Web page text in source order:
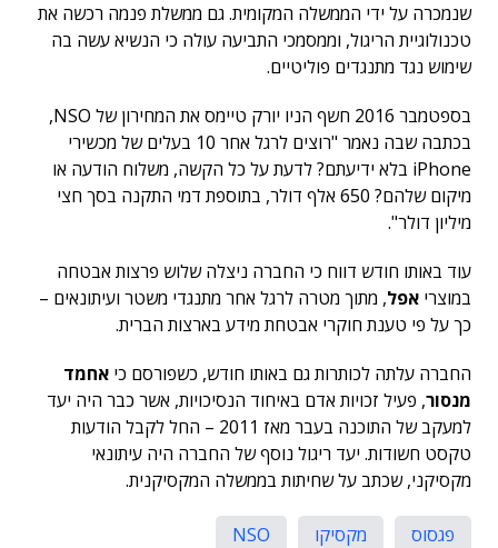
שנמכרה על ידי הממשלה המקומית. גם ממשלת פנמה רכשה את
טכנולוגיית הריגול, וממסמכי התביעה עולה כי הנשיא עשה בה
שימוש נגד מתנגדים פוליטיים.
בספטמבר 2016 חשף הניו יורק טיימס את המחירון של NSO,
בכתבה שבה נאמר "רוצים לרגל אחר 10 בעלים של מכשירי
iPhone בלא ידיעתם? לדעת על כל הקשה, משלוח הודעה או
מיקום שלהם? 650 אלף דולר, בתוספת דמי התקנה בסך חצי
מיליון דולר".
עוד באותו חודש דווח כי החברה ניצלה שלוש פרצות אבטחה
במוצרי אפל, מתוך מטרה לרגל אחר מתנגדי משטר ועיתונאים –
כך על פי טענת חוקרי אבטחת מידע בארצות הברית.
החברה עלתה לכותרות גם באותו חודש, כשפורסם כי אחמד
מנסור, פעיל זכויות אדם באיחוד הנסיכויות, אשר כבר היה יעד
למעקב של התוכנה בעבר מאז 2011 – החל לקבל הודעות
טקסט חשודות. יעד ריגול נוסף של החברה היה עיתונאי
מקסיקני, שכתב על שחיתות בממשלה המקסיקנית.
פגסוס מקסיקו
NSO